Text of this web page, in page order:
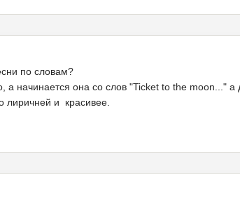
по словам?
начинается она со слов "Ticket to the moon..."
лиричней и красивее.